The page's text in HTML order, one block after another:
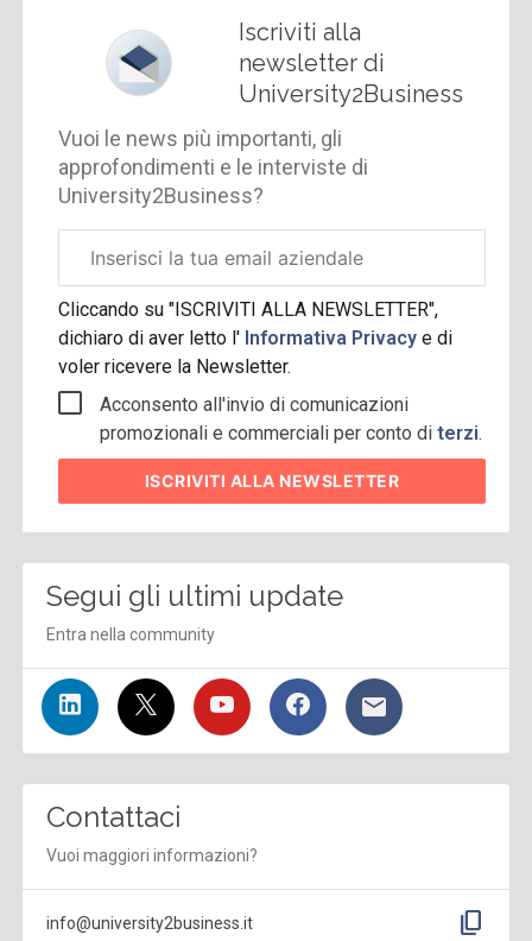
Iscriviti alla
newsletter di
University2Business
Vuoi le news più importanti, gli
approfondimenti e le interviste di
University2Business?
aziendale
Cliccando su "ISCRIVITI ALLA NEWSLETTER",
dichiaro di aver letto l' Informativa Privacye di
voler ricevere la Newsletter.
Acconsento all'invio di comunicazioni
promozionali e commerciali per conto diterzi.
ISCRIVITI ALLA NEWSLETTER
Segui gli ultimi update
Entra nella community
Contattaci
Vuoi maggiori informazioni?
info@university2business.it content_copy